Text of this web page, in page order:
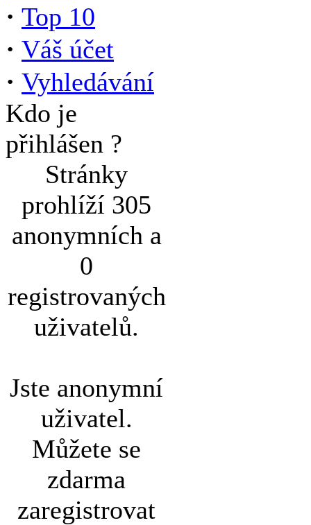
· Top 10
· Váš účet
· Vyhledávání
Kdo je
přihlášen ?
Stránky
prohlíží 305
anonymních a
0
registrovaných
uživatelů.
Jste anonymní
uživatel.
Můžete se
zdarma
zaregistrovat